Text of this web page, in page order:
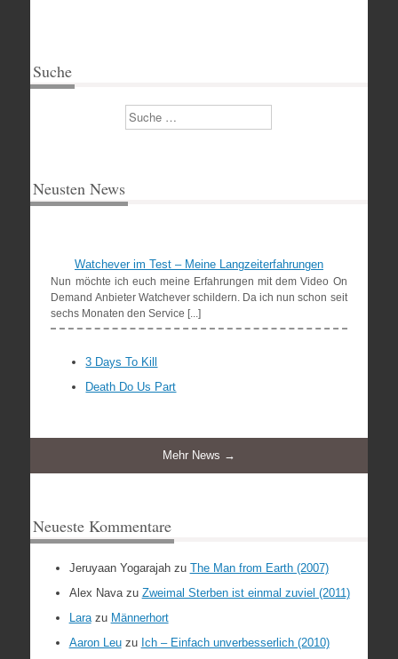
Suche
Suchen
Neusten News
Watchever im Test – Meine Langzeiterfahrungen
Nun möchte ich euch meine Erfahrungen mit dem Video On
Demand Anbieter Watchever schildern. Da ich nun schon seit
sechs Monaten den Service [...]
3 Days To Kill
Death Do Us Part
Mehr News →
Neueste Kommentare
Jeruyaan Yogarajahzu The Man from Earth (2007)
Alex Navazu Zweimal Sterben ist einmal zuviel (2011)
Larazu Männerhort
Aaron Leuzu Ich – Einfach unverbesserlich (2010)